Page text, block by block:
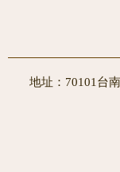
地址：70101台